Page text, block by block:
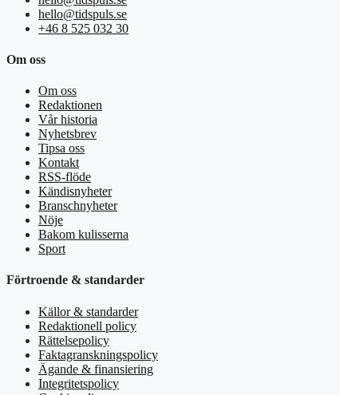
hello@tidspuls.se
+46 8 525 032 30
Om oss
Om oss
Redaktionen
Vår historia
Nyhetsbrev
Tipsa oss
Kontakt
RSS-flöde
Kändisnyheter
Branschnyheter
Nöje
Bakom kulisserna
Sport
Förtroende & standarder
Källor & standarder
Redaktionell policy
Rättelsepolicy
Faktagranskningspolicy
Ägande & finansiering
Integritetspolicy